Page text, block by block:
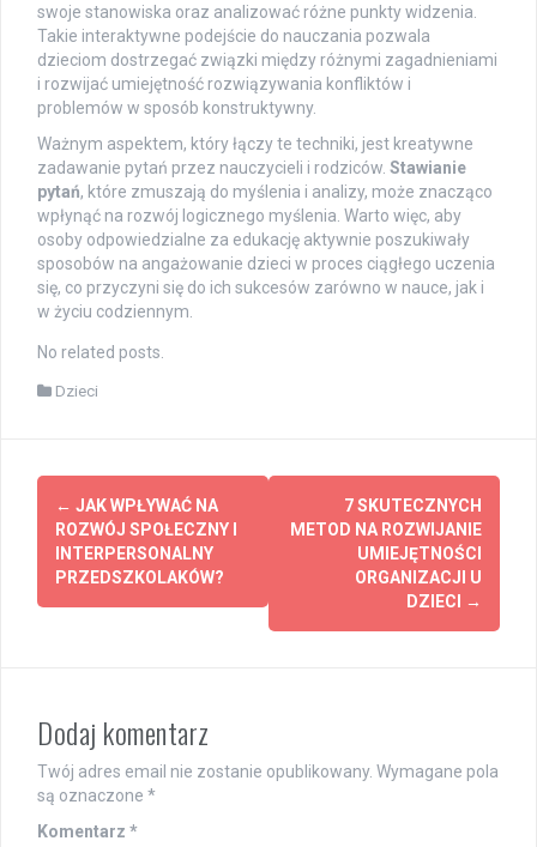
swoje stanowiska oraz analizować różne punkty widzenia.
Takie interaktywne podejście do nauczania pozwala
dzieciom dostrzegać związki między różnymi zagadnieniami
i rozwijać umiejętność rozwiązywania konfliktów i
problemów w sposób konstruktywny.
Ważnym aspektem, który łączy te techniki, jest kreatywne
zadawanie pytań przez nauczycieli i rodziców. Stawianie
pytań, które zmuszają do myślenia i analizy, może znacząco
wpłynąć na rozwój logicznego myślenia. Warto więc, aby
osoby odpowiedzialne za edukację aktywnie poszukiwały
sposobów na angażowanie dzieci w proces ciągłego uczenia
się, co przyczyni się do ich sukcesów zarówno w nauce, jak i
w życiu codziennym.
No related posts.
Dzieci
Post
navigation
← JAK WPŁYWAĆ NA
ROZWÓJ SPOŁECZNY I
INTERPERSONALNY
PRZEDSZKOLAKÓW?
7 SKUTECZNYCH
METOD NA ROZWIJANIE
UMIEJĘTNOŚCI
ORGANIZACJI U
DZIECI
→
Dodaj komentarz
Twój adres email nie zostanie opublikowany. Wymagane pola
są oznaczone *
Komentarz *